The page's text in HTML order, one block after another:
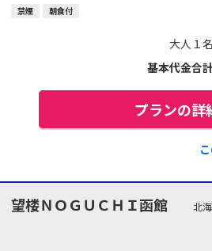
禁煙 朝食付
大人１名
基本代金合
プランの詳
望楼ＮＯＧＵＣＨＩ函館
北